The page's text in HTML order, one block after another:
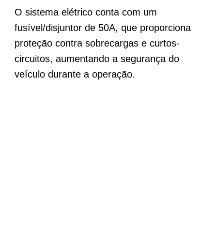
O sistema elétrico conta com um
fusível/disjuntor de 50A, que proporciona
proteção contra sobrecargas e curtos-
circuitos, aumentando a segurança do
veículo durante a operação.